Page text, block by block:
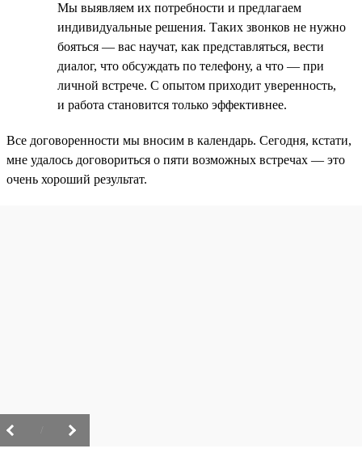
Мы выявляем их потребности и предлагаем
индивидуальные решения. Таких звонков не нужно
бояться — вас научат, как представляться, вести
диалог, что обсуждать по телефону, а что — при
личной встрече. С опытом приходит уверенность,
и работа становится только эффективнее.
Все договоренности мы вносим в календарь. Сегодня, кстати,
мне удалось договориться о пяти возможных встречах — это
очень хороший результат.